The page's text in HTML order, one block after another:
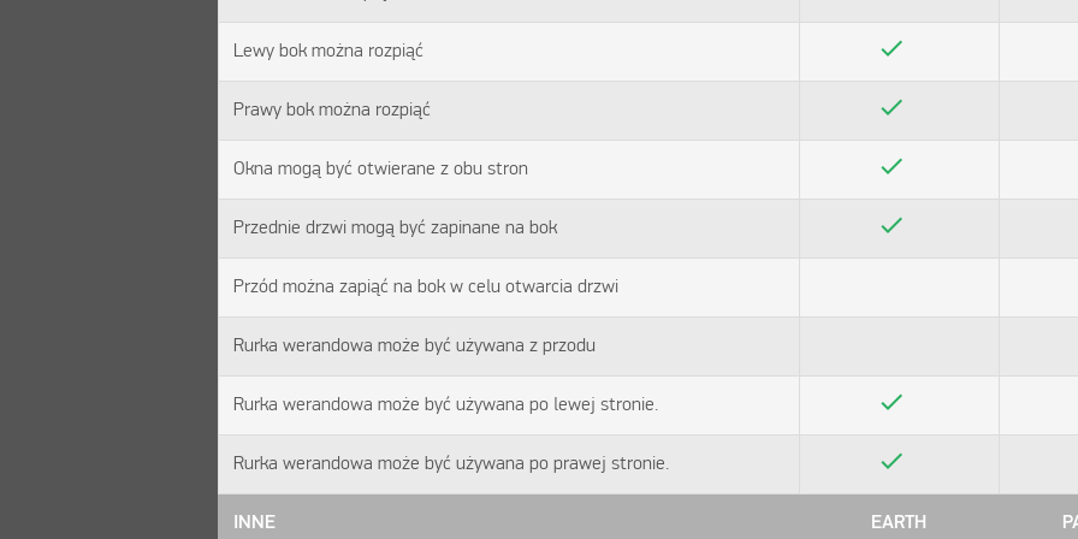
Lewy bok można rozpiąć check
Prawy bok można rozpiąć check
Okna mogą być otwierane z obu stron check
Przednie drzwi mogą być zapinane na bok check
Przód można zapiąć na bok w celu otwarcia drzwi
Rurka werandowa może być używana z przodu
Rurka werandowa może być używana po lewej stronie. check
Rurka werandowa może być używana po prawej stronie. check
INNE EARTH